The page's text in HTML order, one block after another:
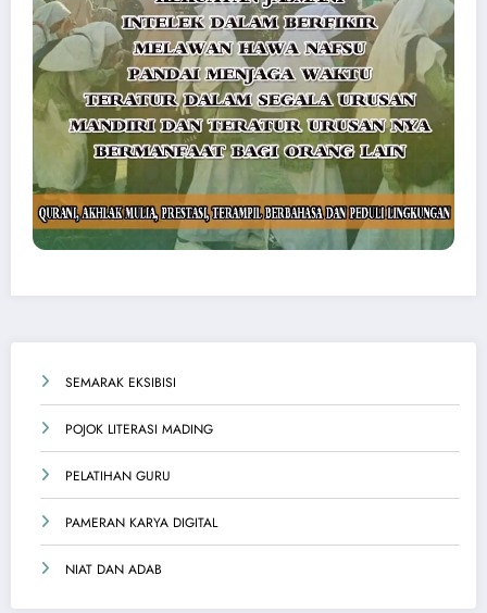
SEMARAK EKSIBISI
POJOK LITERASI MADING
PELATIHAN GURU
PAMERAN KARYA DIGITAL
NIAT DAN ADAB